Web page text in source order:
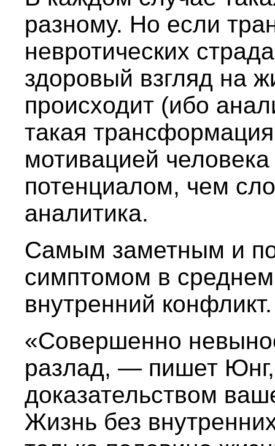
разному. Но если
невротических
здоровый взгляд на
происходит (ибо
такая
мотивацией
потенциалом, чем
аналитика.
Самым заметным и
симптомом в среднем
внутренний конфликт.
«Совершенно
разлад, — пишет
доказательством
Жизнь без